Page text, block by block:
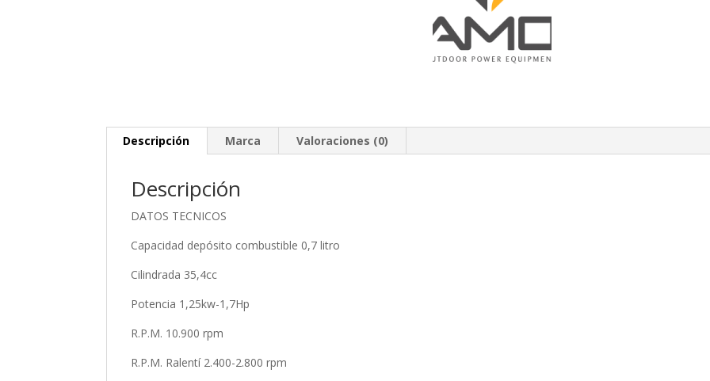
Descripción Marca Valoraciones (0)
Descripción
DATOS TECNICOS
Capacidad depósito combustible 0,7 litro
Cilindrada 35,4cc
Potencia 1,25kw-1,7Hp
R.P.M. 10.900 rpm
R.P.M. Ralentí 2.400-2.800 rpm